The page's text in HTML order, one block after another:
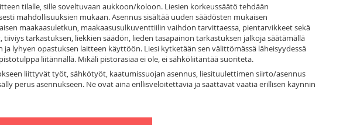
tilalle, sille soveltuvaan aukkoon/koloon. Liesien korkeussäätö tehdään
mahdollisuuksien mukaan. Asennus sisältää uuden säädösten mukaisen
maakaasuletkun, maakaasusulkuventtiilin vaihdon tarvittaessa, pientarvikkeet sekä
tarkastuksen, liekkien säädön, lieden tasapainon tarkastuksen jalkoja säätämällä
ja lyhyen opastuksen laitteen käyttöön. Liesi kytketään sen välittömässä läheisyydessä
liitännällä. Mikäli pistorasiaa ei ole, ei sähköliitäntää suoriteta.
liittyvät työt, sähkötyöt, kaatumissuojan asennus, liesituulettimen siirto/asennus
perus asennukseen. Ne ovat aina erillisveloitettavia ja saattavat vaatia erillisen käynnin